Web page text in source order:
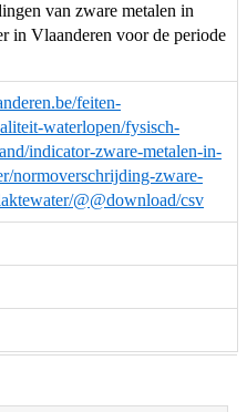
van zware metalen in
in Vlaanderen voor de periode
feiten-
waterlopen/fysisch-
indicator-zware-metalen-in-
normoverschrijding-zware-
@@download/csv